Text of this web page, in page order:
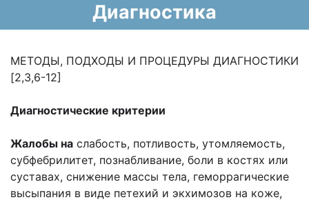
Диагностика
МЕТОДЫ, ПОДХОДЫ И ПРОЦЕДУРЫ ДИАГНОСТИКИ
[2,3,6-12]
Диагностические критерии
Жалобы на слабость, потливость, утомляемость,
субфебрилитет, познабливание, боли в костях или
суставах, снижение массы тела, геморрагические
высыпания в виде петехий и экхимозов на коже,